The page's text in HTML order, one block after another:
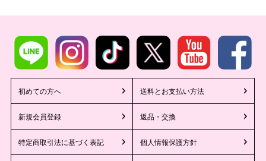
初めての方へ 送料とお支払い方法
新規会員登録 返品・交換
特定商取引法に基づく表記 個人情報保護方針